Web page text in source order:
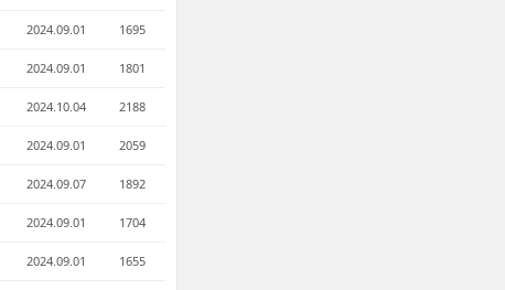
2024.09.01 1695
2024.09.01 1801
2024.10.04 2188
2024.09.01 2059
2024.09.07 1892
2024.09.01 1704
2024.09.01 1655